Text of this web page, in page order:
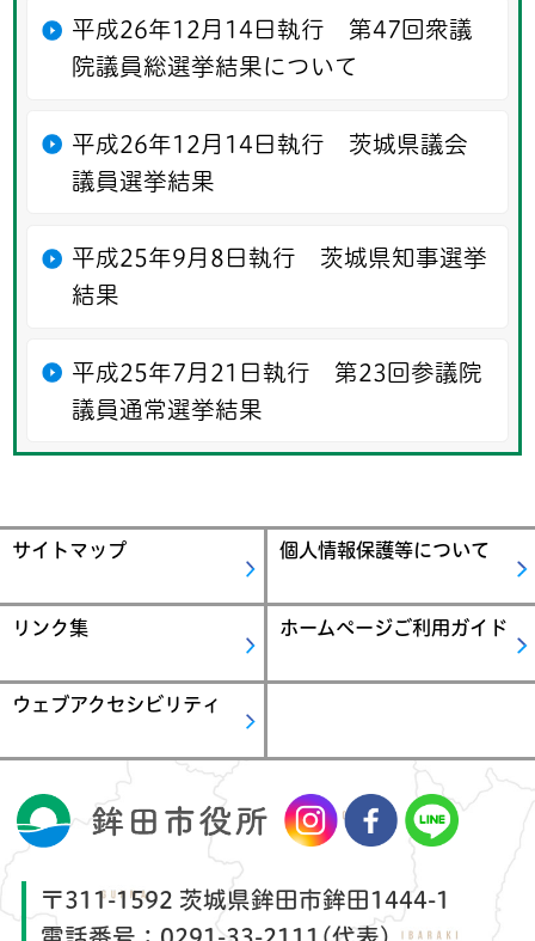
平成26年12月14日執行 第47回衆議
院議員総選挙結果について
平成26年12月14日執行 茨城県議会
議員選挙結果
平成25年9月8日執行 茨城県知事選挙
結果
平成25年7月21日執行 第23回参議院
議員通常選挙結果
サイトマップ 個人情報保護等について
リンク集 ホームページご利用ガイド
ウェブアクセシビリティ
〒311-1592 茨城県鉾田市鉾田1444-1